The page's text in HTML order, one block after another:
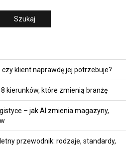
czy klient naprawdę jej potrzebuje?
kierunków, które zmienią branżę
– jak AI zmienia magazyny,
przewodnik: rodzaje, standardy,